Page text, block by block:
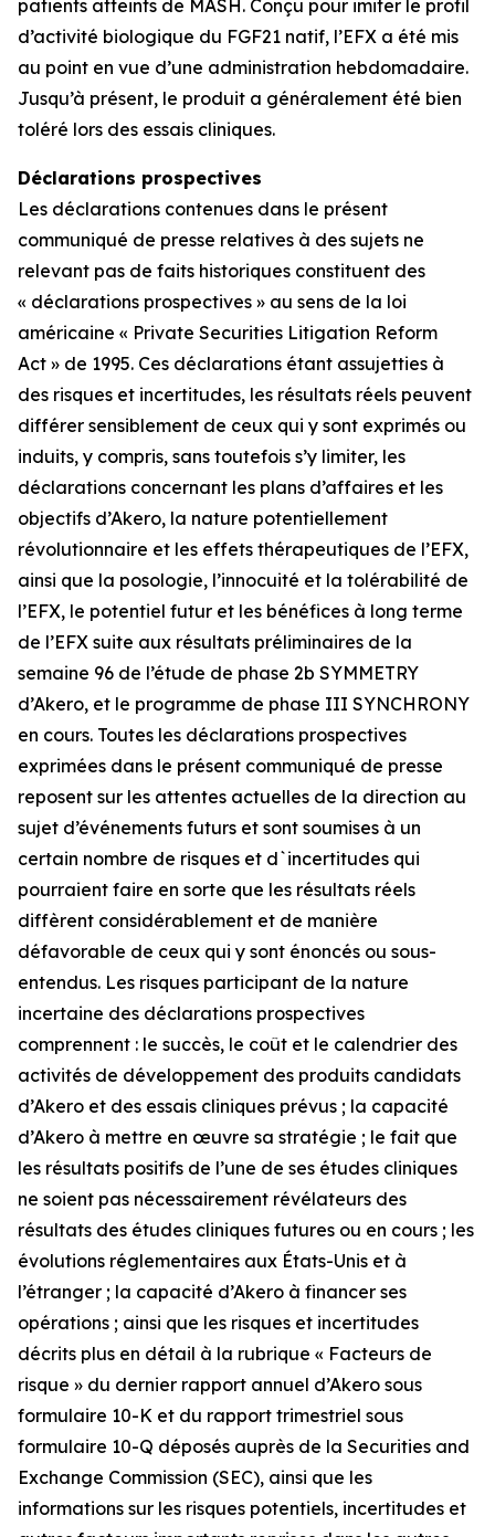
patients atteints de MASH. Conçu pour imiter le profil
d’activité biologique du FGF21 natif, l’EFX a été mis
au point en vue d’une administration hebdomadaire.
Jusqu’à présent, le produit a généralement été bien
toléré lors des essais cliniques.
Déclarations prospectives
Les déclarations contenues dans le présent
communiqué de presse relatives à des sujets ne
relevant pas de faits historiques constituent des
« déclarations prospectives » au sens de la loi
américaine « Private Securities Litigation Reform
Act » de 1995. Ces déclarations étant assujetties à
des risques et incertitudes, les résultats réels peuvent
différer sensiblement de ceux qui y sont exprimés ou
induits, y compris, sans toutefois s’y limiter, les
déclarations concernant les plans d’affaires et les
objectifs d’Akero, la nature potentiellement
révolutionnaire et les effets thérapeutiques de l’EFX,
ainsi que la posologie, l’innocuité et la tolérabilité de
l’EFX, le potentiel futur et les bénéfices à long terme
de l’EFX suite aux résultats préliminaires de la
semaine 96 de l’étude de phase 2b SYMMETRY
d’Akero, et le programme de phase III SYNCHRONY
en cours. Toutes les déclarations prospectives
exprimées dans le présent communiqué de presse
reposent sur les attentes actuelles de la direction au
sujet d’événements futurs et sont soumises à un
certain nombre de risques et d`incertitudes qui
pourraient faire en sorte que les résultats réels
diffèrent considérablement et de manière
défavorable de ceux qui y sont énoncés ou sous-
entendus. Les risques participant de la nature
incertaine des déclarations prospectives
comprennent : le succès, le coût et le calendrier des
activités de développement des produits candidats
d’Akero et des essais cliniques prévus ; la capacité
d’Akero à mettre en œuvre sa stratégie ; le fait que
les résultats positifs de l’une de ses études cliniques
ne soient pas nécessairement révélateurs des
résultats des études cliniques futures ou en cours ; les
évolutions réglementaires aux États-Unis et à
l’étranger ; la capacité d’Akero à financer ses
opérations ; ainsi que les risques et incertitudes
décrits plus en détail à la rubrique « Facteurs de
risque » du dernier rapport annuel d’Akero sous
formulaire 10-K et du rapport trimestriel sous
formulaire 10-Q déposés auprès de la Securities and
Exchange Commission (SEC), ainsi que les
informations sur les risques potentiels, incertitudes et